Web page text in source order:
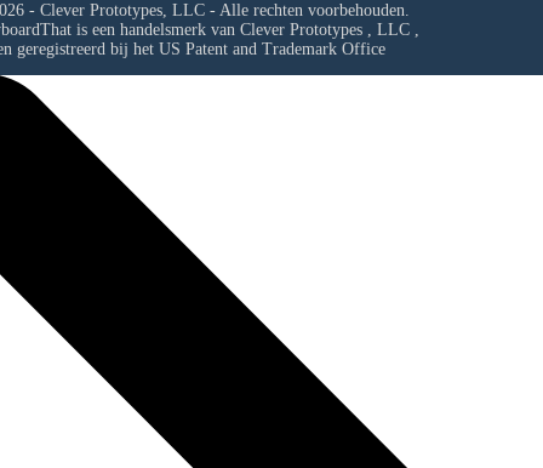
- Clever Prototypes, LLC - Alle rechten voorbehouden.
is een handelsmerk van Clever Prototypes , LLC,
geregistreerd bij het US Patent and Trademark Office